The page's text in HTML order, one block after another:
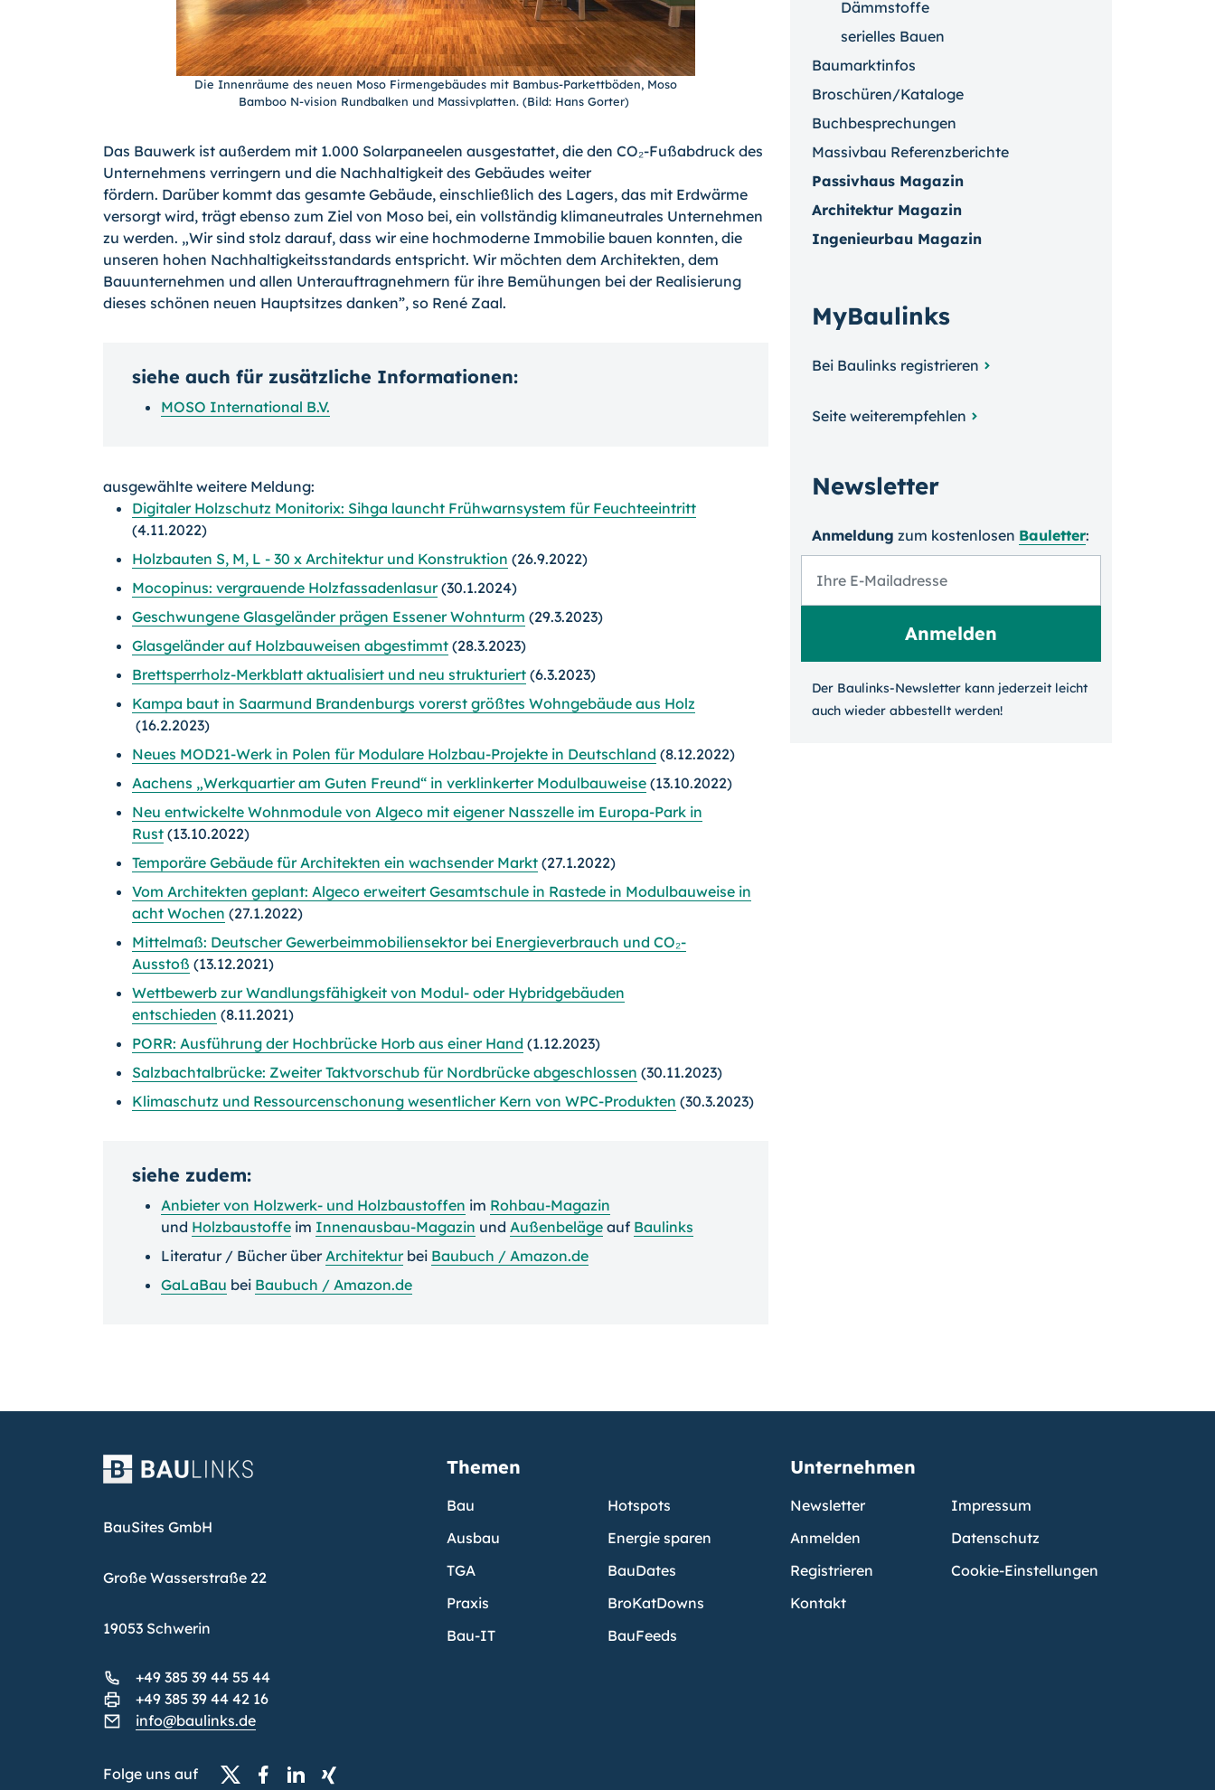
Die Innenräume des neuen Moso Firmengebäudes mit Bambus-Parkettböden, Moso
Bamboo N-vision Rundbalken und Massivplatten. (Bild: Hans Gorter)
Das Bauwerk ist außerdem mit 1.000 Solarpaneelen ausgestattet, die den CO₂-Fußabdruck des
Unternehmens verringern und die Nachhaltigkeit des Gebäudes weiter
fördern. Darüber kommt das gesamte Gebäude, einschließlich des Lagers, das mit Erdwärme
versorgt wird, trägt ebenso zum Ziel von Moso bei, ein vollständig klimaneutrales Unternehmen
zu werden. „Wir sind stolz darauf, dass wir eine hochmoderne Immobilie bauen konnten, die
unseren hohen Nachhaltigkeitsstandards entspricht. Wir möchten dem Architekten, dem
Bauunternehmen und allen Unterauftragnehmern für ihre Bemühungen bei der Realisierung
dieses schönen neuen Hauptsitzes danken”, so René Zaal.
siehe auch für zusätzliche Informationen:
MOSO International B.V.
ausgewählte weitere Meldung:
Digitaler Holzschutz Monitorix: Sihga launcht Frühwarnsystem für Feuchteeintritt
(4.11.2022)
Holzbauten S, M, L - 30 x Architektur und Konstruktion (26.9.2022)
Mocopinus: vergrauende Holzfassadenlasur(30.1.2024)
Geschwungene Glasgeländer prägen Essener Wohnturm (29.3.2023)
Glasgeländer auf Holzbauweisen abgestimmt (28.3.2023)
Brettsperrholz-Merkblatt aktualisiert und neu strukturiert (6.3.2023)
Kampa baut in Saarmund Brandenburgs vorerst größtes Wohngebäude aus Holz
(16.2.2023)
Neues MOD21-Werk in Polen für Modulare Holzbau-Projekte in Deutschland (8.12.2022)
Aachens „Werkquartier am Guten Freund“ in verklinkerter Modulbauweise (13.10.2022)
Neu entwickelte Wohnmodule von Algeco mit eigener Nasszelle im Europa-Park in
Rust (13.10.2022)
Temporäre Gebäude für Architekten ein wachsender Markt (27.1.2022)
Vom Architekten geplant: Algeco erweitert Gesamtschule in Rastede in Modulbauweise in
acht Wochen (27.1.2022)
Mittelmaß: Deutscher Gewerbeimmobiliensektor bei Energieverbrauch und CO₂-
Ausstoß (13.12.2021)
Wettbewerb zur Wandlungsfähigkeit von Modul- oder Hybridgebäuden
entschieden (8.11.2021)
PORR: Ausführung der Hochbrücke Horb aus einer Hand (1.12.2023)
Salzbachtalbrücke: Zweiter Taktvorschub für Nordbrücke abgeschlossen (30.11.2023)
Klimaschutz und Ressourcenschonung wesentlicher Kern von WPC-Produkten (30.3.2023)
siehe zudem:
Anbieter von Holzwerk- und Holzbaustoffen im Rohbau-Magazin
und Holzbaustoffe im Innenausbau-Magazin und Außenbeläge auf Baulinks
Literatur / Bücher über Architekturbei Baubuch / Amazon.de
GaLaBau bei Baubuch / Amazon.de
Dämmstoffe
serielles Bauen
Baumarktinfos
Broschüren/Kataloge
Buchbesprechungen
Massivbau Referenzberichte
Passivhaus Magazin
Architektur Magazin
Ingenieurbau Magazin
MyBaulinks
Bei Baulinks registrieren
Seite weiterempfehlen
Newsletter
Anmeldung zum kosten­losen Bauletter:
Der Baulinks-Newsletter kann jeder­zeit leicht
auch wieder ab­bestellt werden!
BauSites GmbH
Große Wasserstraße 22
19053 Schwerin
+49 385 39 44 55 44
+49 385 39 44 42 16
info@baulinks.de
Folge uns auf
Themen
Bau
Ausbau
TGA
Praxis
Bau-IT
Hotspots
Energie sparen
BauDates
BroKatDowns
BauFeeds
Unternehmen
Newsletter
Anmelden
Registrieren
Kontakt
Impressum
Datenschutz
Cookie-Einstellungen